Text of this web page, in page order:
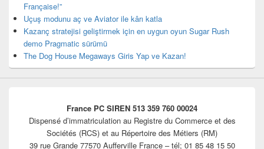
Française!”
Uçuş modunu aç ve Aviator ile kârı katla
Kazanç stratejisi geliştirmek için en uygun oyun Sugar Rush
demo Pragmatic sürümü
The Dog House Megaways Giris Yap ve Kazan!
France PC SIREN 513 359 760 00024
Dispensé d’immatriculation au Registre du Commerce et des
Sociétés (RCS) et au Répertoire des Métiers (RM)
39 rue Grande 77570 Aufferville France – tél; 01 85 48 15 50